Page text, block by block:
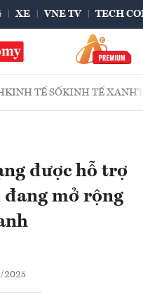
XE VNE TV TECH
KINH TẾ SỐKINH TẾ XANH
được hỗ trợ
mở rộng
2025